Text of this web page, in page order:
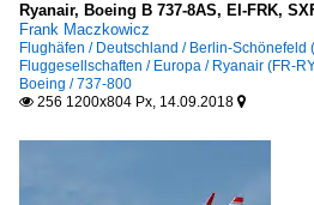
Ryanair, Boeing B 737-8AS, EI-FRK,
Frank Maczkowicz
Flughäfen / Deutschland / Berlin-Schönefeld
Fluggesellschaften / Europa / Ryanair (FR-
Boeing / 737-800
 256 1200x804 Px, 14.09.2018 